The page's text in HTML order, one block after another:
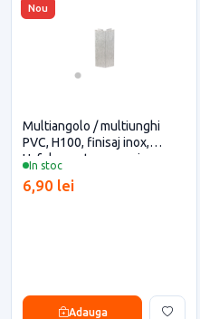
Nou
In stoc
Multiangolo / multiunghi
PVC, H100, finisaj inox,
Hafele pentru casa si
6,90 lei
Adauga